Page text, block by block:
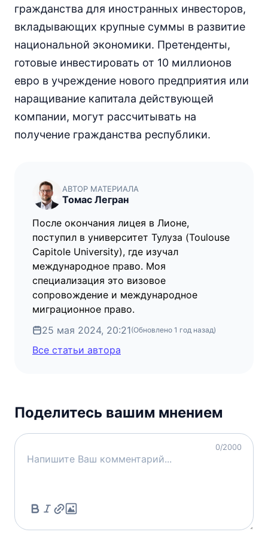
гражданства для иностранных инвесторов,
вкладывающих крупные суммы в развитие
национальной экономики. Претенденты,
готовые инвестировать от 10 миллионов
евро в учреждение нового предприятия или
наращивание капитала действующей
компании, могут рассчитывать на
получение гражданства республики.
АВТОР МАТЕРИАЛА
Томас Легран
После окончания лицея в Лионе,
поступил в университет Тулуза (Toulouse
Capitole University), где изучал
международное право. Моя
специализация это визовое
сопровождение и международное
миграционное право.
25 мая 2024, 20:21(Обновлено 1 год назад)
Все статьи автора
Поделитесь вашим мнением
0/2000